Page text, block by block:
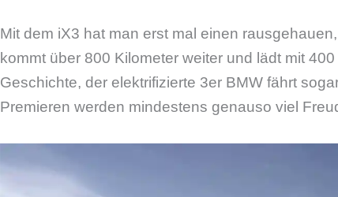
Mit dem iX3 hat man erst mal einen
kommt über 800 Kilometer weiter und lädt mit
Geschichte, der elektrifizierte 3er BMW fährt
Premieren werden mindestens genauso viel